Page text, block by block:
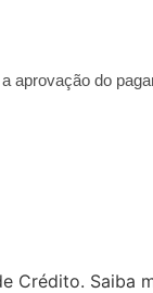
aprovação do
Crédito. Saiba